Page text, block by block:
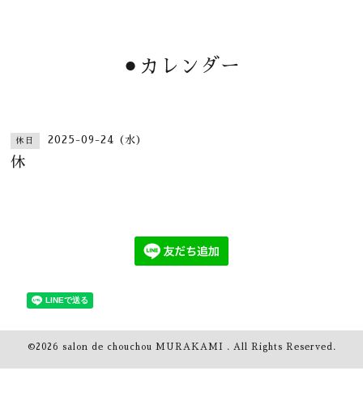
⚫︎カレンダー
休日 2025-09-24 (水)
休
©2026 salon de chouchou MURAKAMI . All Rights Reserved.